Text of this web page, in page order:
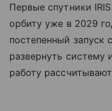
Первые спутники
орбиту уже в 2029
постепенный запуск
развернуть систему
работу